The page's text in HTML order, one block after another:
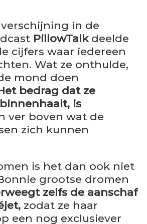
in de
PillowTalkdeelde
cijfers waar iedereen
Wat ze onthulde,
mond doen
bedrag dat ze
is
ver boven wat de
zich kunnen
is het dan ook niet
grootse dromen
zelfs de aanschaf
zodat ze haar
een nog exclusiever